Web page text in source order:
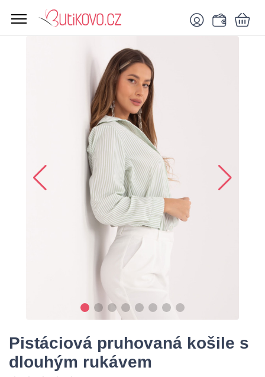
Pistáciová pruhovaná košile s
dlouhým rukávem